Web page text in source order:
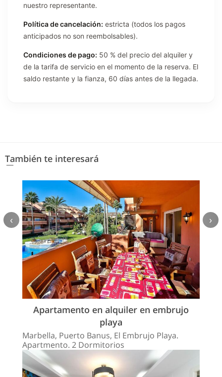
nuestro representante.
Política de cancelación: estricta (todos los pagos
anticipados no son reembolsables).
Condiciones de pago: 50 % del precio del alquiler y
de la tarifa de servicio en el momento de la reserva. El
saldo restante y la fianza, 60 días antes de la llegada.
También te interesará
Apartamento en alquiler en embrujo
playa
Marbella, Puerto Banus, El Embrujo Playa.
Apartmento. 2 Dormitorios
‹ ›